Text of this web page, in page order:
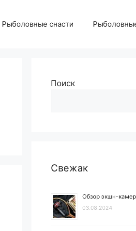
Рыболовные снасти
Поиск
Свежак
Обзор экшн-
03.08.2024